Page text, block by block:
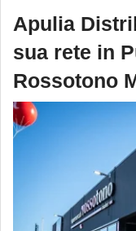
Apulia
sua rete in
Rossotono